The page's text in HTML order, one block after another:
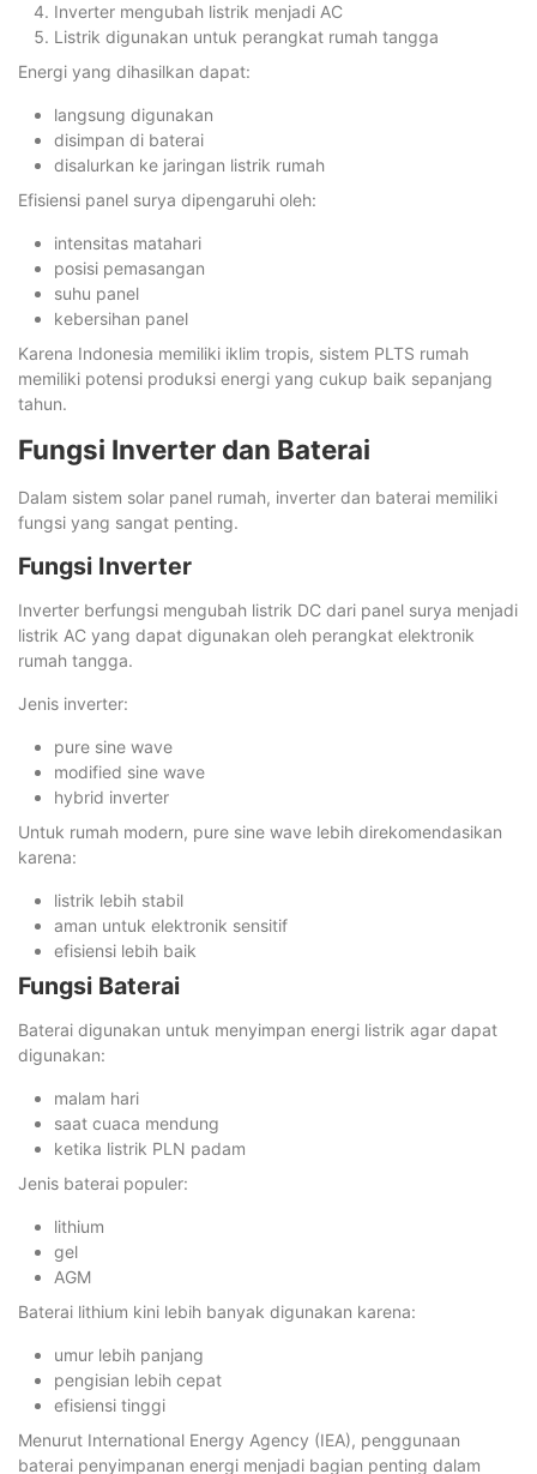
Inverter mengubah listrik menjadi AC
Listrik digunakan untuk perangkat rumah tangga
Energi yang dihasilkan dapat:
langsung digunakan
disimpan di baterai
disalurkan ke jaringan listrik rumah
Efisiensi panel surya dipengaruhi oleh:
intensitas matahari
posisi pemasangan
suhu panel
kebersihan panel
Karena Indonesia memiliki iklim tropis, sistem PLTS rumah
memiliki potensi produksi energi yang cukup baik sepanjang
tahun.
Fungsi Inverter dan Baterai
Dalam sistem solar panel rumah, inverter dan baterai memiliki
fungsi yang sangat penting.
Fungsi Inverter
Inverter berfungsi mengubah listrik DC dari panel surya menjadi
listrik AC yang dapat digunakan oleh perangkat elektronik
rumah tangga.
Jenis inverter:
pure sine wave
modified sine wave
hybrid inverter
Untuk rumah modern, pure sine wave lebih direkomendasikan
karena:
listrik lebih stabil
aman untuk elektronik sensitif
efisiensi lebih baik
Fungsi Baterai
Baterai digunakan untuk menyimpan energi listrik agar dapat
digunakan:
malam hari
saat cuaca mendung
ketika listrik PLN padam
Jenis baterai populer:
lithium
gel
AGM
Baterai lithium kini lebih banyak digunakan karena:
umur lebih panjang
pengisian lebih cepat
efisiensi tinggi
Menurut International Energy Agency (IEA), penggunaan
baterai penyimpanan energi menjadi bagian penting dalam